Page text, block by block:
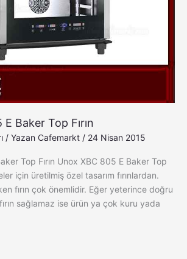
Baker Top Fırın
/ Yazan Cafemarkt / 24 Nisan 2015
Top Fırın Unox XBC 805 E Baker Top
için üretilmiş özel tasarım fırınlardan.
fırın çok önemlidir. Eğer yeterince doğru
sağlamaz ise ürün ya çok kuru yada